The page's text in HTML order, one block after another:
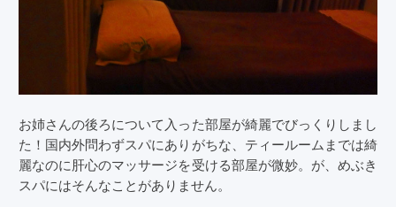
お姉さんの後ろについて入った部屋が綺麗でびっくりしまし
た！国内外問わずスパにありがちな、ティールームまでは綺
麗なのに肝心のマッサージを受ける部屋が微妙。が、めぶき
スパにはそんなことがありません。